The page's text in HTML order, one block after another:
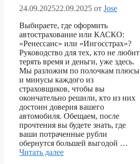
24.09.202522.09.2025 от Jose
Выбираете, где оформить
автострахование или КАСКО:
«Ренессанс» или «Ингосстрах»?
Руководство для тех, кто не любит
терять время и деньги, уже здесь.
Мы разложим по полочкам плюсы
и минусы каждого из
страховщиков, чтобы вы
окончательно решили, кто из них
достоин доверия вашего
автомобиля. Обещаем, после
прочтения вы будете знать, где
ваши потраченные рубли
обернутся большей выгодой …
Читать далее